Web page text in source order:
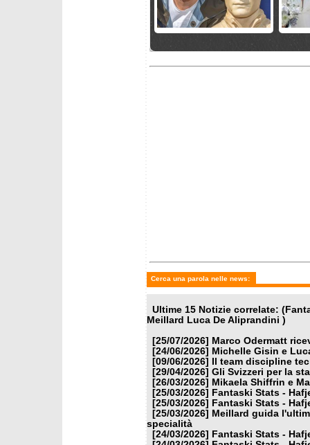
2026/2027
Cerca una parola nelle news:
Ultime 15 Notizie correlate:
Meillard Luca De Aliprandini )
[25/07/2026] Marco Odermatt
[24/06/2026] Michelle Gisin e
[09/06/2026]
Il team discipline
[29/04/2026] Gli Svizzeri per la
[26/03/2026] Mikaela Shiffrin e
[25/03/2026]
Fantaski Stats -
[25/03/2026]
Fantaski Stats -
[25/03/2026] Meillard guida
specialità
[24/03/2026]
Fantaski Stats -